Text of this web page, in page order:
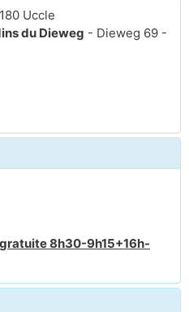
Uccle
du Dieweg - Dieweg 69 -
gratuite 8h30-9h15+16h-